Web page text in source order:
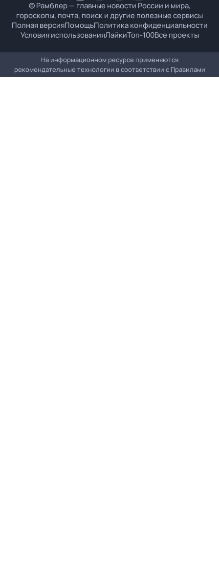
© Рамблер — главные новости России и мира,
гороскопы, почта, поиск и другие полезные сервисы
Полная версияПомощьПолитика конфиденциальности
Условия использованияЛайкиТоп-100Все проекты
На информационном ресурсе применяются
рекомендательные технологии в соответствии с Правилами